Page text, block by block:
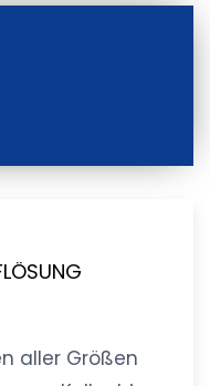
aller Größen